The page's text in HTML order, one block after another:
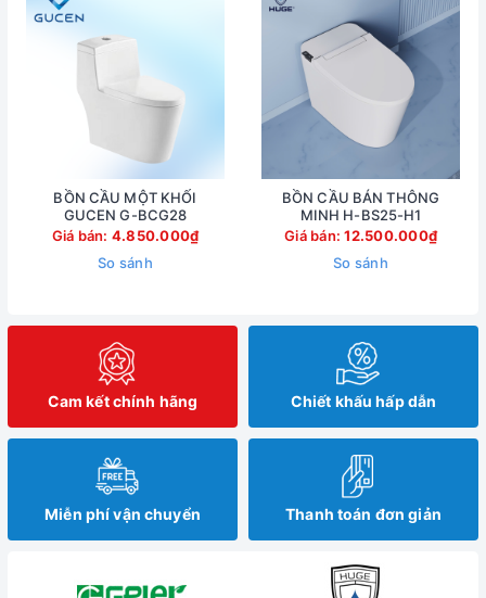
BỒN CẦU MỘT KHỐI
GUCEN G-BCG28
Giá bán: 4.850.000₫
So sánh
BỒN CẦU BÁN THÔNG
MINH H-BS25-H1
Giá bán:12.500.000₫
So sánh
Cam kết chính hãng Chiết khấu hấp dẫn
Miễn phí vận chuyển Thanh toán đơn giản